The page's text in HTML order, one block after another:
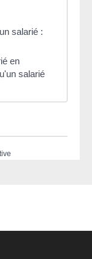
salarié :
en
salarié